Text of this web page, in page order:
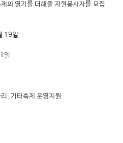
의 열기를 더해줄 자원봉사자를 모집
19일
일
, 기타축제 운영지원